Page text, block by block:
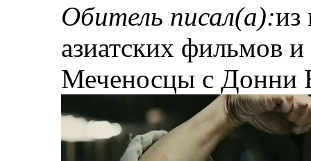
Обитель писал(а):из
азиатских фильмов и
Меченосцы с Донни